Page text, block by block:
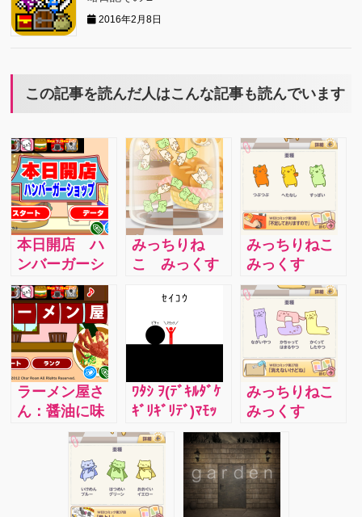
2016年2月8日
この記事を読んだ人はこんな記事も読んでいます
本日開店 ハ
ンバーガーシ
ョップ：プレ
ーヤーはハン
バーガーショ
ップの店員で
す。客の要求
に素早くこた
えながら、あ
なたのお店を
大きくしてい
きましょう！
みっちりね
こ みっくす
こねここねこ
ねここねこ…
とにかくねこ
るゲームで
す。いろんな
みっちりねこ
たちを集め
て、ほんわか
癒されちゃい
ましょう！
みっちりねこ
みっくす
【vol.3】:『は
じめての日
記』攻略☆み
っちりあつま
れ！フルーツ
みっくすの
巻。
ラーメン屋さ
ん：醤油に味
噌に豚骨に、
様々なラーメ
ンを素早く作
り、最高ラン
クのラーメン
ﾜﾀｼ ｦ(ﾃﾞｷﾙﾀﾞｹ
ｷﾞﾘｷﾞﾘﾃﾞ)ﾏﾓｯ
ﾃ：黒い何かか
ら赤い人を守
りましょう。
そのためには
多くの犠牲が
みっちりねこ
みっくす
【vol.5】:『は
じめての日
記』攻略☆な
にかを彷彿と
させる。もし